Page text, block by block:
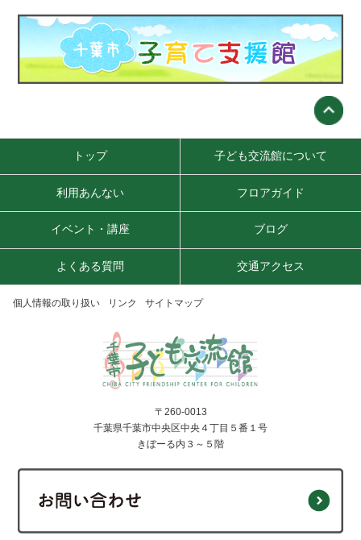
トップ 子ども交流館について
利用あんない フロアガイド
イベント・講座 ブログ
よくある質問 交通アクセス
個人情報の取り扱い リンク サイトマップ
〒260-0013
千葉県千葉市中央区中央４丁目５番１号
きぼーる内３～５階